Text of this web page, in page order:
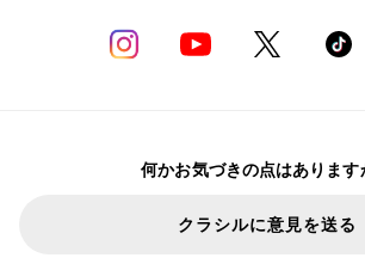
何かお気づきの点はあります
クラシルに意見を送る